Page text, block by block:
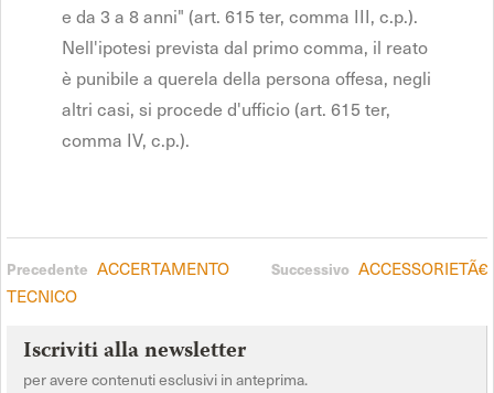
e da 3 a 8 anni" (art. 615 ter, comma III, c.p.).
Nell'ipotesi prevista dal primo comma, il reato
è punibile a querela della persona offesa, negli
altri casi, si procede d'ufficio (art. 615 ter,
comma IV, c.p.).
Precedente ACCERTAMENTO
TECNICO
Successivo ACCESSORIETÃ€
Iscriviti alla newsletter
per avere contenuti esclusivi in anteprima.